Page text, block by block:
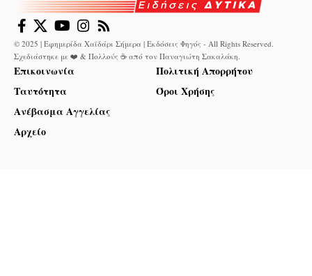
© 2025 | Εφημερίδα Χαϊδάρι Σήμερα | Εκδόσεις Φηγός - All Rights Reserved.
Σχεδιάστηκε με ❤️ & Πολλούς ☕ από τον Παναγιώτη Σακαλάκη
Επικοινωνία
Ταυτότητα
Ανέβασμα Αγγελίας
Αρχείο
Πολιτική Απορρήτου
Όροι Χρήσης